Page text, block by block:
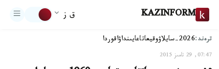
KAZINFORM ق ز
ترەند:2026-سايلاۋ وقيعاتاعايىنداۋاقوردا
07:47, 29 تامىز 2015